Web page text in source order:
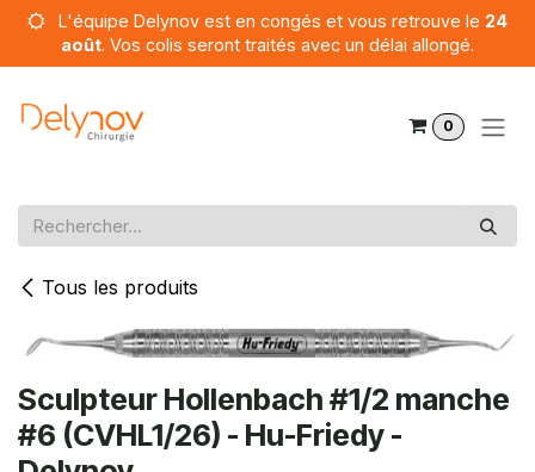
Se rendre au contenu
L'équipe Delynov est en congés et vous retrouve le 24
août. Vos colis seront traités avec un délai allongé.
0
Tous les produits
Sculpteur Hollenbach #1/2 manche
#6 (CVHL1/26) - Hu-Friedy -